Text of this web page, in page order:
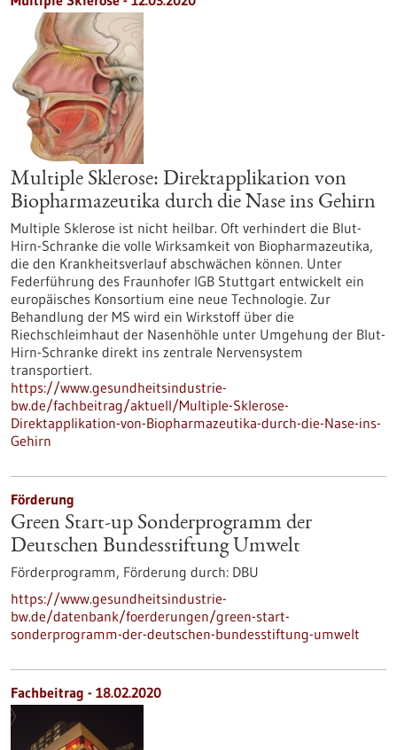
Multiple Sklerose: Direktapplikation von
Biopharmazeutika durch die Nase ins Gehirn
Multiple Sklerose ist nicht heilbar. Oft verhindert die Blut-
Hirn-Schranke die volle Wirksamkeit von Biopharmazeutika,
die den Krankheitsverlauf abschwächen können. Unter
Federführung des Fraunhofer IGB Stuttgart entwickelt ein
europäisches Konsortium eine neue Technologie. Zur
Behandlung der MS wird ein Wirkstoff über die
Riechschleimhaut der Nasenhöhle unter Umgehung der Blut-
Hirn-Schranke direkt ins zentrale Nervensystem
transportiert.
https://www.gesundheitsindustrie-
bw.de/fachbeitrag/aktuell/Multiple-Sklerose-
Direktapplikation-von-Biopharmazeutika-durch-die-Nase-ins-
Gehirn
Förderung
Green Start-up Sonderprogramm der
Deutschen Bundesstiftung Umwelt
Förderprogramm, Förderung durch: DBU
https://www.gesundheitsindustrie-
bw.de/datenbank/foerderungen/green-start-
sonderprogramm-der-deutschen-bundesstiftung-umwelt
Fachbeitrag - 18.02.2020